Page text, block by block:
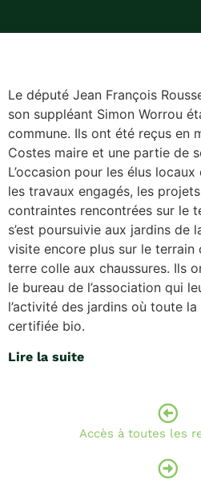
Le député Jean François
son suppléant Simon Worrou
commune. Ils ont été reçus en
Costes maire et une partie de
L’occasion pour les élus
les travaux engagés, les
contraintes rencontrées sur le
s’est poursuivie aux jardins de
visite encore plus sur le terrain
terre colle aux chaussures. Ils
le bureau de l’association qui
l’activité des jardins où toute
certifiée bio.
Lire la suite
Accès à toutes les